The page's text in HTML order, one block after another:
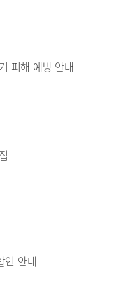
피해 예방 안내
인 안내